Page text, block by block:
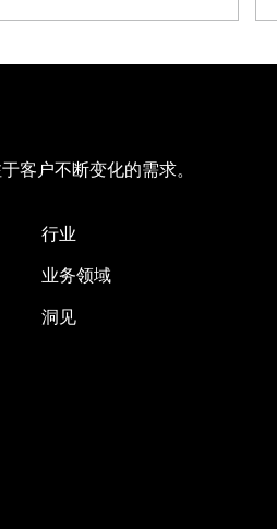
客户不断变化的需求。
行业
业务领域
洞见